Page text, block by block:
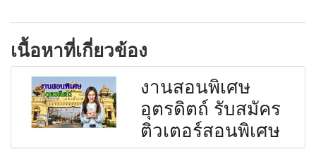
เนื้อหาที่เกี่ยวข้อง
งานสอนพิเศษ
อุตรดิตถ์ รับสมัคร
ติวเตอร์สอนพิเศษ